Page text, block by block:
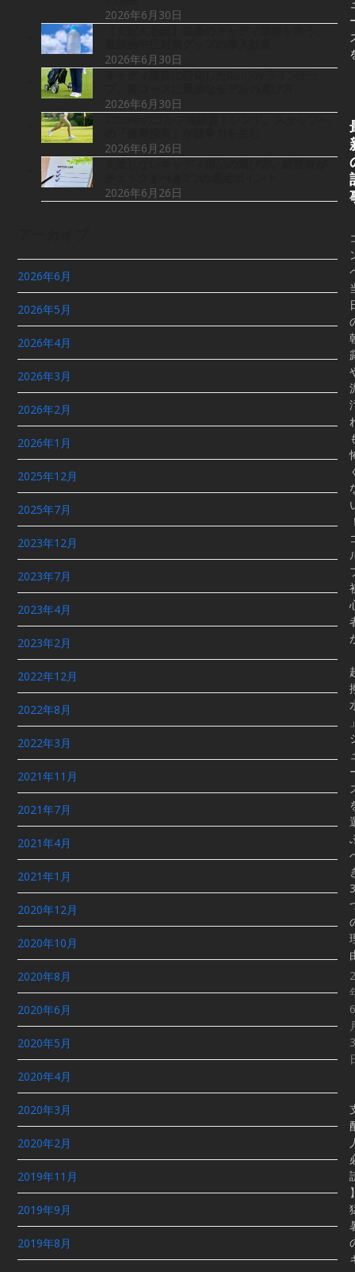
2026年6月30日
2026年6月30日
2026年6月30日
2026年6月26日
2026年6月26日
2026年6月
2026年5月
2026年4月
2026年3月
2026年2月
2026年1月
2025年12月
2025年7月
2023年12月
2023年7月
2023年4月
2023年2月
2022年12月
2022年8月
2022年3月
2021年11月
2021年7月
2021年4月
2021年1月
2020年12月
2020年10月
2020年8月
2020年6月
2020年5月
2020年4月
2020年3月
2020年2月
2019年11月
2019年9月
2019年8月
3
6